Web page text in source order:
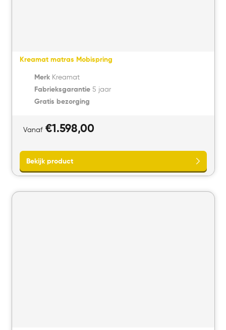
Kreamat matras Mobispring
MerkKreamat
Fabrieksgarantie5 jaar
Gratis bezorging
Vanaf €1.598,00